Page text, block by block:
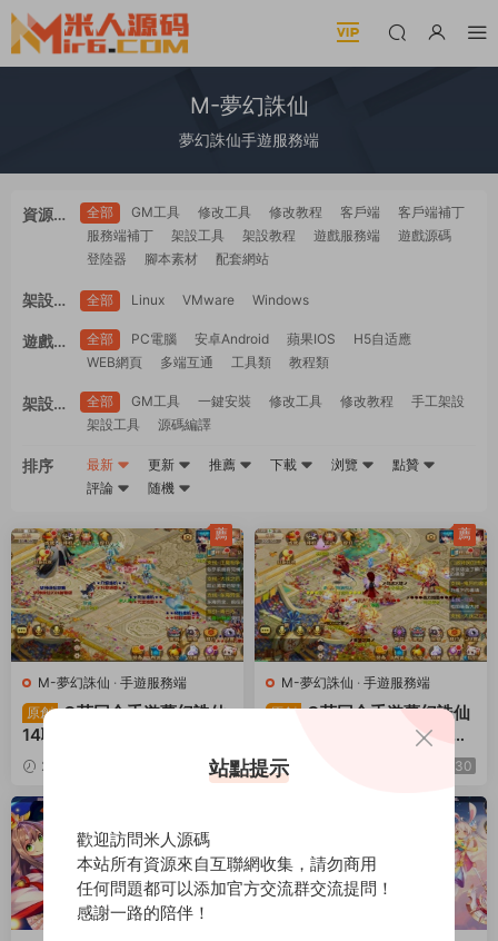
M-夢幻誅仙
夢幻誅仙手遊服務端
資源類
全部 GM工具 修改工具 修改教程 客戶端
客戶端補丁
服務端補丁
架設工具 架設教程 遊戲服務端
遊戲源碼
登陸器
腳本素材 配套網站
架設系
全部 Linux VMware Windows
遊戲平
全部 PC電腦 安卓Android 蘋果IOS
H5自适應
WEB網頁
多端互通 工具類 教程類
架設難
全部 GM工具 一鍵安裝 修改工具 修改教程
手工架設
架設工具
源碼編譯
排序 最新 更新 推薦 下載 浏覽
點贊
評論
随機
M-夢幻誅仙 · 手遊服務端
原創 Q萌回合手遊夢幻誅仙
14職業【斬神夢誅】Linux
手工服務端+安卓蘋果雙端+
GM後台+視頻架設教程
2025-01-02 30
薦
M-夢幻誅仙 · 手遊服務端
原創 Q萌回合手遊夢幻誅仙
14職業【六大陸超變打金
版】Linux手工服務端+安卓
蘋果雙端+GM後台+視頻架
2024-10-17 30
薦
站點提示
歡迎訪問米人源碼
本站所有資源來自互聯網收集，請勿商用
任何問題都可以添加官方交流群交流提問！
感謝一路的陪伴！